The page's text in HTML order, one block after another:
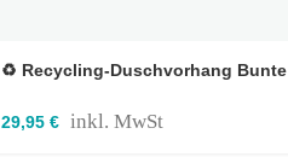
♻️ Recycling-Duschvorhang Bunte
29,95 € inkl. MwSt